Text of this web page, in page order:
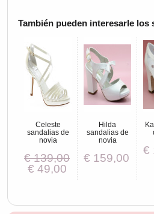
También pueden interesarle
Celeste
sandalias de
novia
€ 139,00
€ 49,00
Hilda
sandalias de
novia
€ 159,00
€